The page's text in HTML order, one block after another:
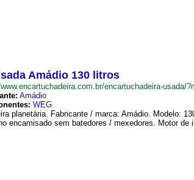
Amádio 130 litros
encartuchadeira-usada/
Amádio
WEG
planetária. Fabricante / marca: Amádio. Modelo:
encamisado sem batedores / mexedores. Motor de